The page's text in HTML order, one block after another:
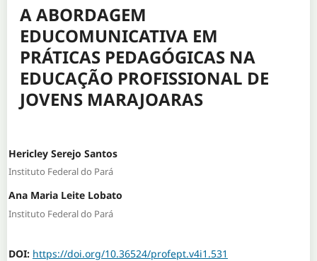
A ABORDAGEM
EDUCOMUNICATIVA EM
PRÁTICAS PEDAGÓGICAS NA
EDUCAÇÃO PROFISSIONAL DE
JOVENS MARAJOARAS
Hericley Serejo Santos
Instituto Federal do Pará
Ana Maria Leite Lobato
Instituto Federal do Pará
DOI: https://doi.org/10.36524/profept.v4i1.531